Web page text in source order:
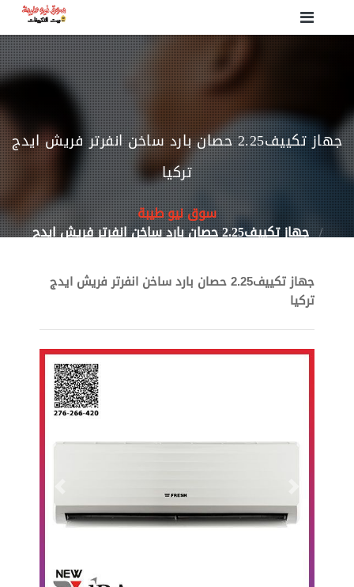
جهاز تكييف2.25 حصان بارد ساخن انفرتر فريش ايدج
تركيا
سوق نيو طيبة
جهاز تكييف2.25 حصان بارد ساخن انفرتر فريش ايدج
جهاز تكييف2.25 حصان بارد ساخن انفرتر فريش ايدج
تركيا